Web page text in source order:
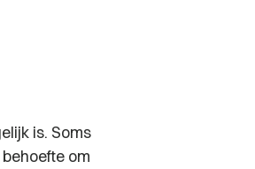
is. Soms
om